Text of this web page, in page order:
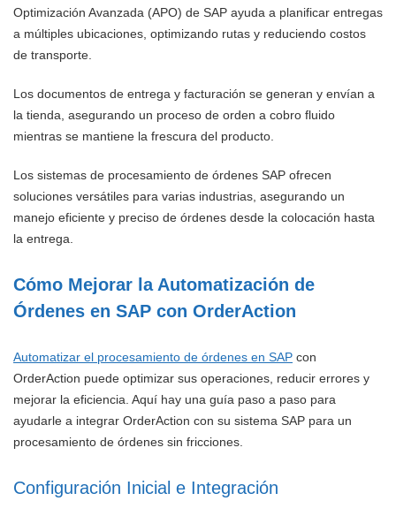
Optimización Avanzada (APO) de SAP ayuda a planificar entregas
a múltiples ubicaciones, optimizando rutas y reduciendo costos
de transporte.
Los documentos de entrega y facturación se generan y envían a
la tienda, asegurando un proceso de orden a cobro fluido
mientras se mantiene la frescura del producto.
Los sistemas de procesamiento de órdenes SAP ofrecen
soluciones versátiles para varias industrias, asegurando un
manejo eficiente y preciso de órdenes desde la colocación hasta
la entrega.
Cómo Mejorar la Automatización de
Órdenes en SAP con OrderAction
Automatizar el procesamiento de órdenes en SAP con
OrderAction puede optimizar sus operaciones, reducir errores y
mejorar la eficiencia. Aquí hay una guía paso a paso para
ayudarle a integrar OrderAction con su sistema SAP para un
procesamiento de órdenes sin fricciones.
Configuración Inicial e Integración